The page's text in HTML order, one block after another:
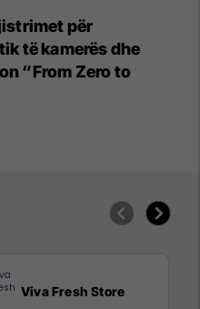
për
të kamerës dhe
“From Zero to
Viva Fresh Store